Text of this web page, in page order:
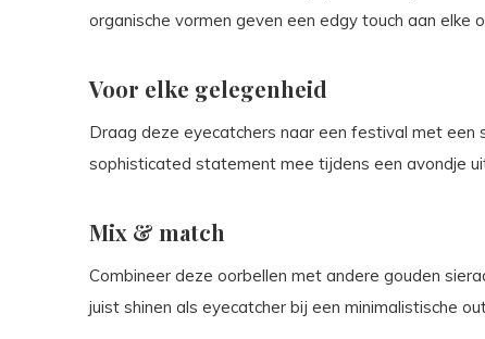
organische vormen geven een edgy touch aan elke
Voor elke gelegenheid
Draag deze eyecatchers naar een festival met een
sophisticated statement mee tijdens een avondje
Mix & match
Combineer deze oorbellen met andere gouden
juist shinen als eyecatcher bij een minimalistische